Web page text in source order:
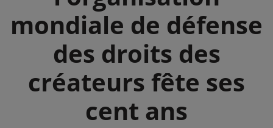
mondiale de défense
des droits des
créateurs fête ses
cent ans